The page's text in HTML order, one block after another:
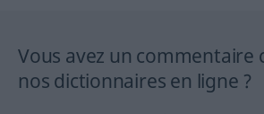
Vous avez un commentaire
nos dictionnaires en ligne ?